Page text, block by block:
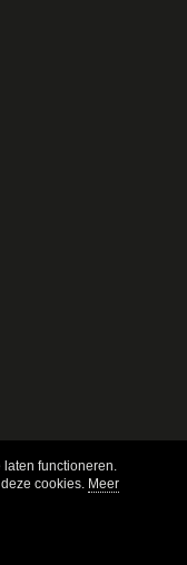
functioneren.
cookies. Meer